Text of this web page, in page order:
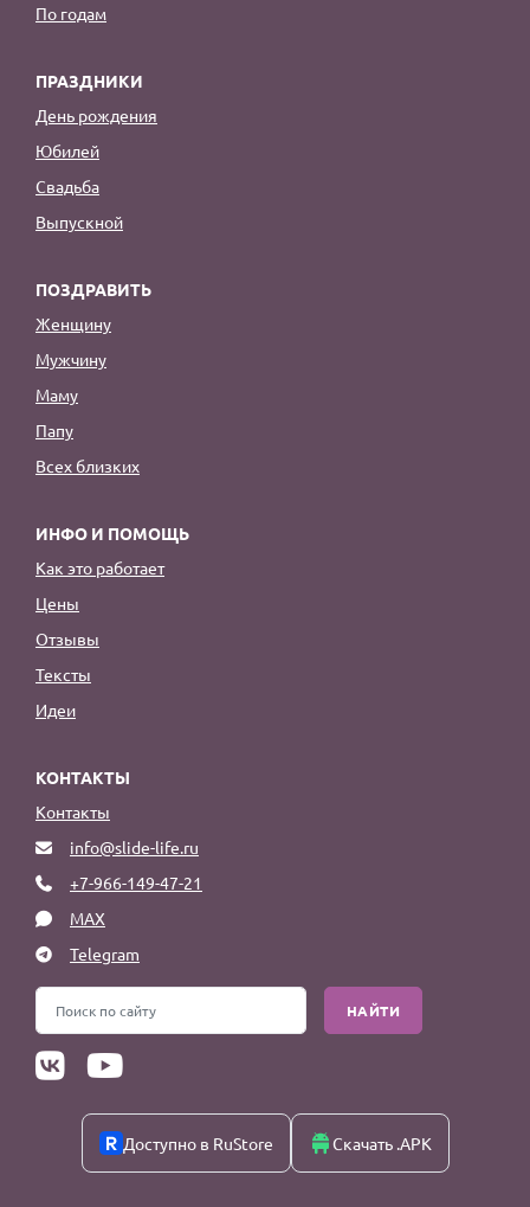
По годам
ПРАЗДНИКИ
День рождения
Юбилей
Свадьба
Выпускной
ПОЗДРАВИТЬ
Женщину
Мужчину
Маму
Папу
Всех близких
ИНФО И ПОМОЩЬ
Как это работает
Цены
Отзывы
Тексты
Идеи
КОНТАКТЫ
Контакты
info@slide-life.ru
+7-966-149-47-21
MAX
Telegram
НАЙТИ
Доступно в RuStore Скачать .APK